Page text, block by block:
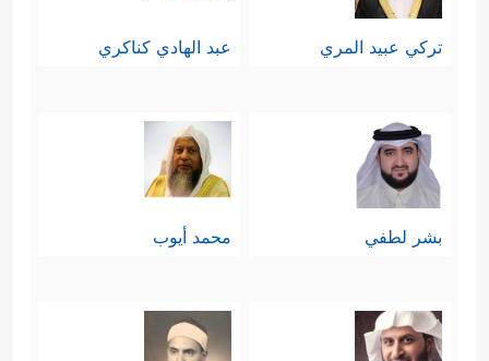
تركي عبيد المري عبد الهادي كناكري
بشر لطفي محمد أيوب